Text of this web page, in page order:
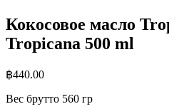
Кокосовое масло
Tropicana 500 ml
฿440.00
Вес брутто 560 гр